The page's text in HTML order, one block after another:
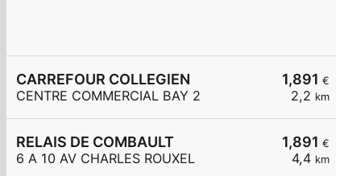
1,891 €
2,2 km
CARREFOUR COLLEGIEN
CENTRE COMMERCIAL BAY 2
1,891 €
4,4 km
RELAIS DE COMBAULT
6 A 10 AV CHARLES ROUXEL